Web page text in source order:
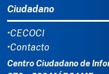
Ciudadano
•CECOCI
•Contacto
Centro Ciudadano de